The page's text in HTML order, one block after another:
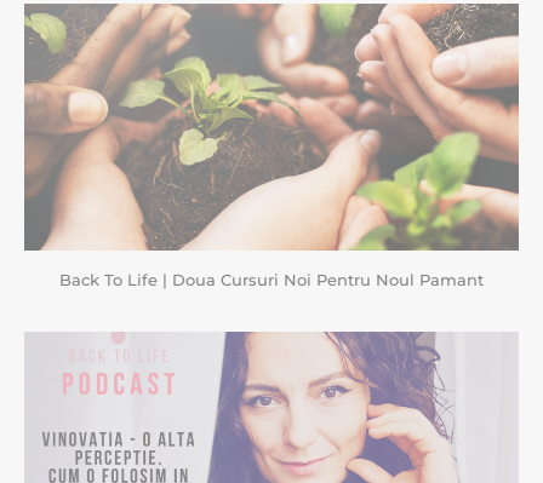
Back To Life | Doua Cursuri Noi Pentru Noul Pamant